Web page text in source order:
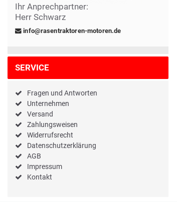
Ihr Anprechpartner:
Herr Schwarz
info@rasentraktoren-motoren.de
SERVICE
Fragen und Antworten
Unternehmen
Versand
Zahlungsweisen
Widerrufsrecht
Datenschutzerklärung
AGB
Impressum
Kontakt